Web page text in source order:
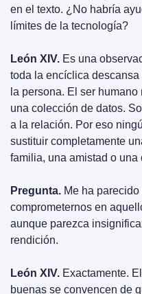
en el texto. ¿No habría
límites de la tecnología?
León XIV. Es una
toda la encíclica
la persona. El ser
una colección de datos.
a la relación. Por eso
sustituir completamente
familia, una amistad o una
Pregunta. Me ha
comprometernos en
aunque parezca
rendición.
León XIV. Exactamente.
buenas se convencen de